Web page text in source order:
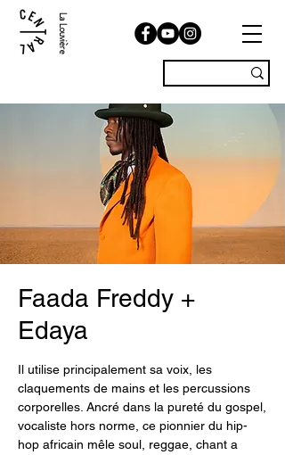
La Louvière
Faada Freddy +
Edaya
Il utilise principalement sa voix, les
claquements de mains et les percussions
corporelles. Ancré dans la pureté du gospel,
vocaliste hors norme, ce pionnier du hip-
hop africain mêle soul, reggae, chant a